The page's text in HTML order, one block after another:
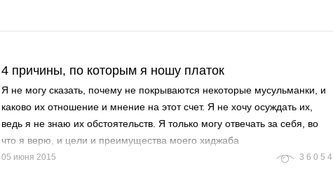
4 причины, по которым я ношу платок
Я не могу сказать, почему не покрываются некоторые мусульманки, и
каково их отношение и мнение на этот счет. Я не хочу осуждать их,
ведь я не знаю их обстоятельств. Я только могу отвечать за себя, во
что я верю, и цели и преимущества моего хиджаба
05 июня 2015 36054